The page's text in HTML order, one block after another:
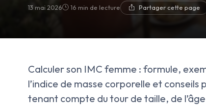
13 mai 2026 16 min de lecture Partager cette page
Calculer son IMC femme : formule,
l’indice de masse corporelle et
tenant compte du tour de taille, de